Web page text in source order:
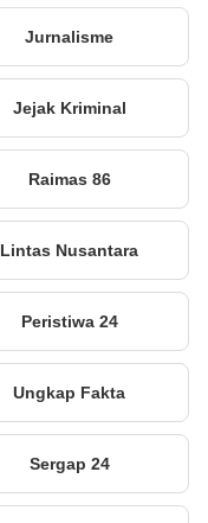
Jurnalisme
Jejak Kriminal
Raimas 86
Lintas Nusantara
Peristiwa 24
Ungkap Fakta
Sergap 24